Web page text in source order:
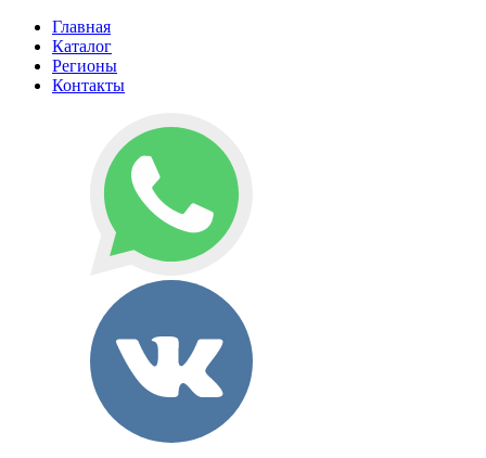
Главная
Каталог
Регионы
Контакты